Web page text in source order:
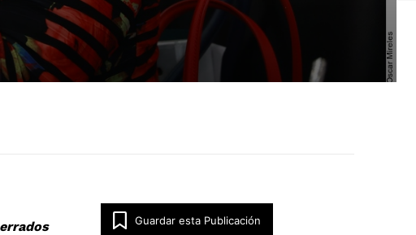
Guardar esta Publicación